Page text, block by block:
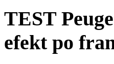
TEST
efekt po